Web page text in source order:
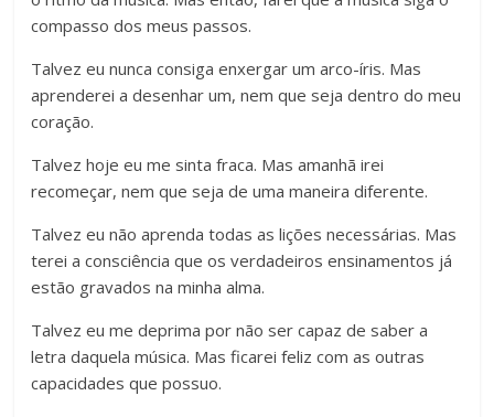
compasso dos meus passos.
Talvez eu nunca consiga enxergar um arco-íris. Mas
aprenderei a desenhar um, nem que seja dentro do meu
coração.
Talvez hoje eu me sinta fraca. Mas amanhã irei
recomeçar, nem que seja de uma maneira diferente.
Talvez eu não aprenda todas as lições necessárias. Mas
terei a consciência que os verdadeiros ensinamentos já
estão gravados na minha alma.
Talvez eu me deprima por não ser capaz de saber a
letra daquela música. Mas ficarei feliz com as outras
capacidades que possuo.